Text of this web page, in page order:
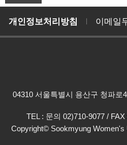
개인정보처리방침 이메일
04310 서울특별시 용산구 청파로
TEL : 문의 02)710-9077 /
Copyright© Sookmyung Women's